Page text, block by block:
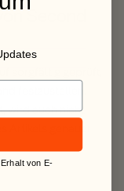
Second
festzustellen.
wird auch nicht
Artikels genauer
von E-